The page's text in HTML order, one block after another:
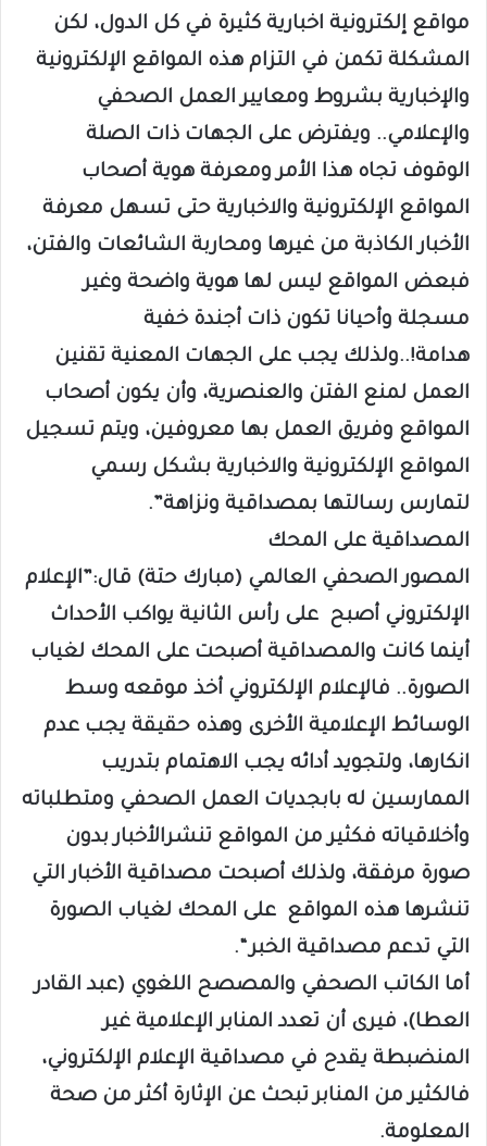
مواقع إلكترونية اخبارية كثيرة في كل الدول، لكن
المشكلة تكمن في التزام هذه المواقع الإلكترونية
والإخبارية بشروط ومعايير العمل الصحفي
والإعلامي.. ويفترض على الجهات ذات الصلة
الوقوف تجاه هذا الأمر ومعرفة هوية أصحاب
المواقع الإلكترونية والاخبارية حتى تسهل معرفة
الأخبار الكاذبة من غيرها ومحاربة الشائعات والفتن،
فبعض المواقع ليس لها هوية واضحة وغير
مسجلة وأحيانا تكون ذات أجندة خفية
هدامة!..ولذلك يجب على الجهات المعنية تقنين
العمل لمنع الفتن والعنصرية، وأن يكون أصحاب
المواقع وفريق العمل بها معروفين، ويتم تسجيل
المواقع الإلكترونية والاخبارية بشكل رسمي
لتمارس رسالتها بمصداقية ونزاهة”.
المصداقية على المحك
المصور الصحفي العالمي (مبارك حتة) قال:”الإعلام
الإلكتروني أصبح على رأس الثانية يواكب الأحداث
أينما كانت والمصداقية أصبحت على المحك لغياب
الصورة.. فالإعلام الإلكتروني أخذ موقعه وسط
الوسائط الإعلامية الأخرى وهذه حقيقة يجب عدم
انكارها، ولتجويد أدائه يجب الاهتمام بتدريب
الممارسين له بابجديات العمل الصحفي ومتطلباته
وأخلاقياته فكثير من المواقع تنشرالأخبار بدون
صورة مرفقة، ولذلك أصبحت مصداقية الأخبار التي
تنشرها هذه المواقع على المحك لغياب الصورة
التي تدعم مصداقية الخبر “.
أما الكاتب الصحفي والمصصح اللغوي (عبد القادر
العطا)، فيرى أن تعدد المنابر الإعلامية غير
المنضبطة يقدح في مصداقية الإعلام الإلكتروني،
فالكثير من المنابر تبحث عن الإثارة أكثر من صحة
المعلومة.